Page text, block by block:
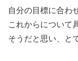
自分の目標に合わ
これからについて
そうだと思い、と